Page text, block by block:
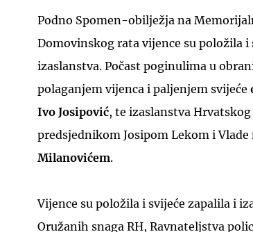
Podno Spomen-obilježja na
Domovinskog rata vijence su položila
izaslanstva. Počast poginulima u
polaganjem vijenca i paljenjem svijeće
Ivo Josipović, te izaslanstva
predsjednikom Josipom Lekom i Vlade
Milanovićem.
Vijence su položila i svijeće zapalila i
Oružanih snaga RH, Ravnateljstva